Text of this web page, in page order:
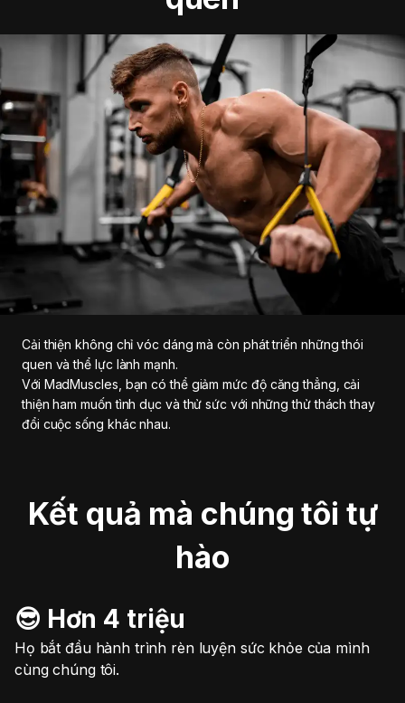
Cải thiện không chỉ vóc dáng mà còn phát triển những thói
quen và thể lực lành mạnh.
Với MadMuscles, bạn có thể giảm mức độ căng thẳng, cải
thiện ham muốn tình dục và thử sức với những thử thách thay
đổi cuộc sống khác nhau.
Kết quả mà chúng tôi tự
hào
😎 Hơn 4 triệu
Họ bắt đầu hành trình rèn luyện sức khỏe của mình
cùng chúng tôi.